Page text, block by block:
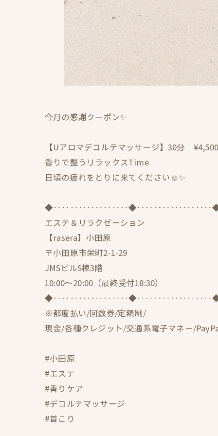
今月の感謝クーポン✨
【Uアロマデコルテマッサージ】30分 ¥4,500
香りで整うリラックスTime
日頃の疲れをとりに来てください☺️✨
エステ＆リラクゼーション
【rasera】小田原
〒小田原市栄町2-1-29
JMSビルS棟3階
10:00〜20:00（最終受付18:30）
※都度払い/回数券/定額制/
現金/各種クレジット/交通系電子マネー/
#小田原
#エステ
#香りケア
#デコルテマッサージ
#首こり